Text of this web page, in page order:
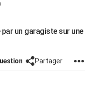
un garagiste sur une
Partager